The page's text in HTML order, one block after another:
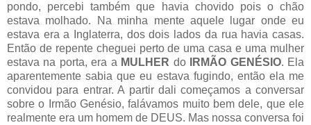
pondo, percebi também que havia chovido pois o chão
estava molhado. Na minha mente aquele lugar onde eu
estava era a Inglaterra, dos dois lados da rua havia casas.
Então de repente cheguei perto de uma casa e uma mulher
estava na porta, era a MULHER do IRMÃO GENÉSIO. Ela
aparentemente sabia que eu estava fugindo, então ela me
convidou para entrar. A partir dali começamos a conversar
sobre o Irmão Genésio, falávamos muito bem dele, que ele
realmente era um homem de DEUS. Mas nossa conversa foi